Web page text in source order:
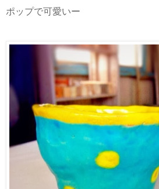
ポップで可愛いー